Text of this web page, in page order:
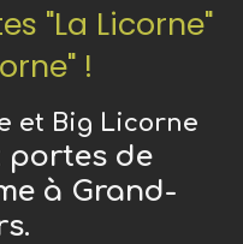
"La Licorne"
!
et Big Licorne
portes de
à Grand-